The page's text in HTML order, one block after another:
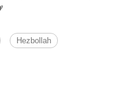
Hezbollah